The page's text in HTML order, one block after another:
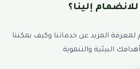
إلينا؟
لمعرفة المزيد عن خدماتنا وكيف يمكننا
البيئية والتنموية.